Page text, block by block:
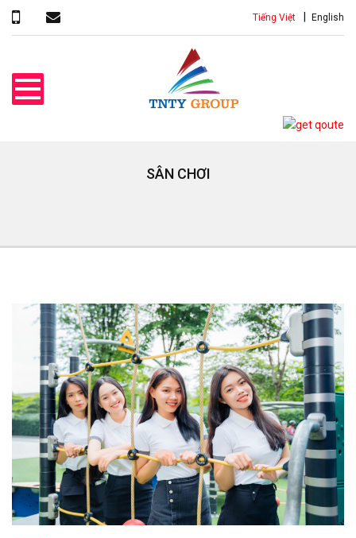
Tiếng Việt English
SÂN CHƠI